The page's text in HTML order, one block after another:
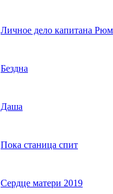
Личное дело капитана
Бездна
Даша
Пока станица спит
Сердце матери 2019